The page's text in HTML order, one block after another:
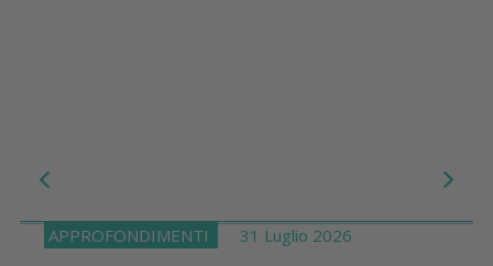
APPROFONDIMENTI 31 Luglio 2026